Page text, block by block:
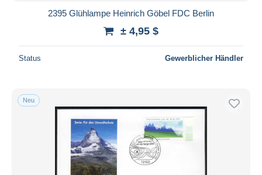
2395 Glühlampe Heinrich Göbel FDC Berlin
± 4,95 $
Status Gewerblicher Händler
Neu